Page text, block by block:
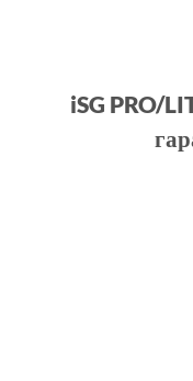
iSG PRO/